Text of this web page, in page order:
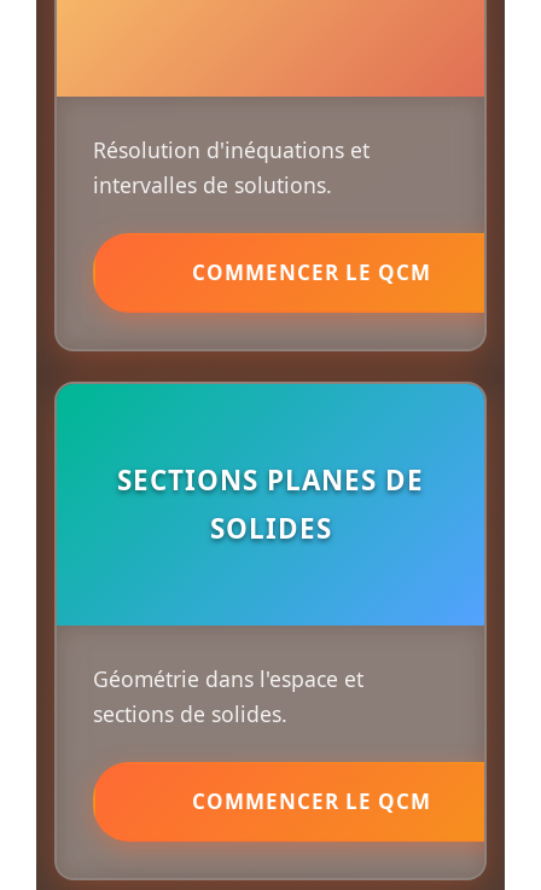
Résolution d'inéquations et
intervalles de solutions.
COMMENCER LE QCM
SECTIONS PLANES DE
SOLIDES
Géométrie dans l'espace et
sections de solides.
COMMENCER LE QCM